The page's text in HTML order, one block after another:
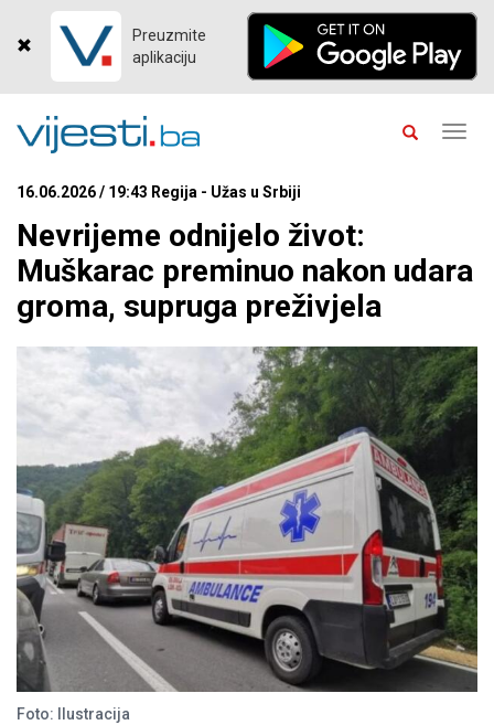
Preuzmite
aplikaciju
16.06.2026 / 19:43 Regija - Užas u Srbiji
Nevrijeme odnijelo život:
Muškarac preminuo nakon udara
groma, supruga preživjela
Foto: Ilustracija